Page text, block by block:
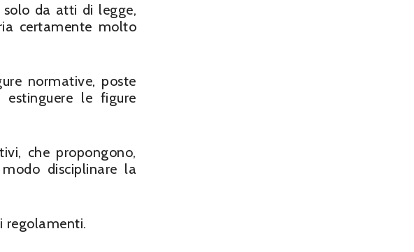
solo da atti di legge,
certamente molto
normative, poste
le figure
che propongono,
disciplinare la
regolamenti.